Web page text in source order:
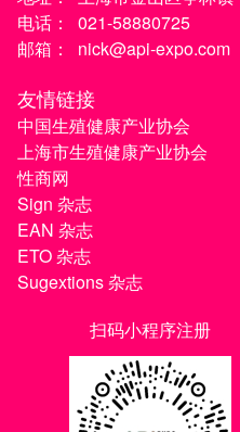
电话：
021-58880725
邮箱：
nick@api-expo.com
友情链接
中国生殖健康产业协会
上海市生殖健康产业协会
性商网
Sign 杂志
EAN 杂志
ETO 杂志
Sugextions 杂志
扫码小程序注册